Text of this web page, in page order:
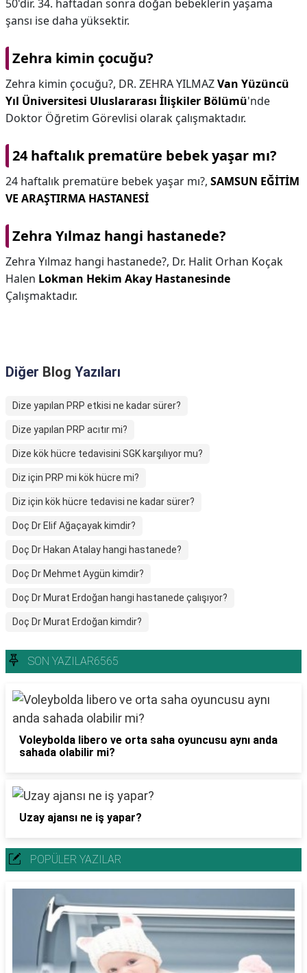
50'dir. 34. haftadan sonra doğan bebeklerin yaşama
şansı ise daha yüksektir.
Zehra kimin çocuğu?
Zehra kimin çocuğu?, DR. ZEHRA YILMAZVan Yüzüncü
Yıl Üniversitesi Uluslararası İlişkiler Bölümü'nde
Doktor Öğretim Görevlisi olarak çalışmaktadır.
24 haftalık prematüre bebek yaşar mı?
24 haftalık prematüre bebek yaşar mı?, SAMSUN EĞİTİM
VE ARAŞTIRMA HASTANESİ
Zehra Yılmaz hangi hastanede?
Zehra Yılmaz hangi hastanede?, Dr. Halit Orhan Koçak
Halen Lokman Hekim Akay Hastanesinde
Çalışmaktadır.
Diğer Blog Yazıları
Dize yapılan PRP etkisi ne kadar sürer?
Dize yapılan PRP acıtır mi?
Dize kök hücre tedavisini SGK karşılıyor mu?
Diz için PRP mi kök hücre mi?
Diz için kök hücre tedavisi ne kadar sürer?
Doç Dr Elif Ağaçayak kimdir?
Doç Dr Hakan Atalay hangi hastanede?
Doç Dr Mehmet Aygün kimdir?
Doç Dr Murat Erdoğan hangi hastanede çalışıyor?
Doç Dr Murat Erdoğan kimdir?
SON YAZILAR6565
Voleybolda libero ve orta saha oyuncusu aynı anda
sahada olabilir mi?
Uzay ajansı ne iş yapar?
POPÜLER YAZILAR